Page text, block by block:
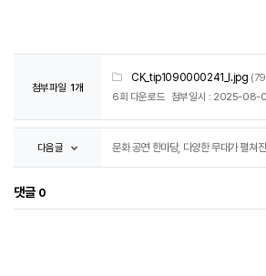
첨부파일 1개
CK_tip1090000241_l.jpg
6회 다운로드 첨부일시 : 2025-08-
다음글 문화 공연 한마당, 다양한 무대가 펼쳐진
댓글 0